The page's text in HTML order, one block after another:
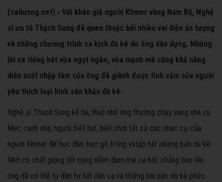
(cailuong.net) - Với khán giả người Khmer vùng Nam Bộ, Nghệ
sĩ ưu tú Thạch Sung đã quen thuộc bởi nhiều vai diễn ấn tượng
và những chương trình ca kịch dù kê do ông dàn dựng. Những
lời ca tiếng hát vừa ngọt ngào, vừa mạnh mẽ cùng khả năng
diễn xuất nhập tâm của ông đã giành được tình cảm của người
yêu thích loại hình sân khấu dù kê.
Nghệ sĩ Thạch Sung kể lại, thuở nhỏ ông thường chạy sang nhà cụ
Mec cạnh nhà, người biết hát, biết chơi tất cả các nhạc cụ của
người Khmer để học đàn, học gõ trống vàtập hát những bản dù kê.
Nhờ có chất giọng tốt cùng niềm đam mê ca hát, chẳng bao lâu
ông đã có thể tự đàn tự hát dân ca và những bài bản dù kê phức